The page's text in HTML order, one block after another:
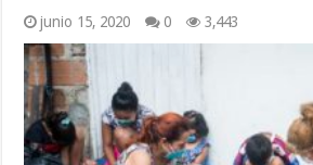
junio 15, 2020 0 3,443